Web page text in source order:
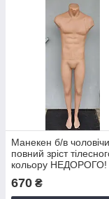
Манекен б/в
повний зріст
кольору НЕДОРОГО!
670 ₴